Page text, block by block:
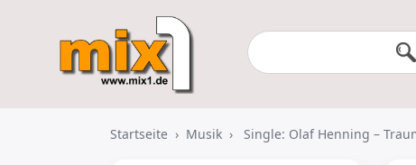
Startseite › Musik › Single: Olaf Henning –